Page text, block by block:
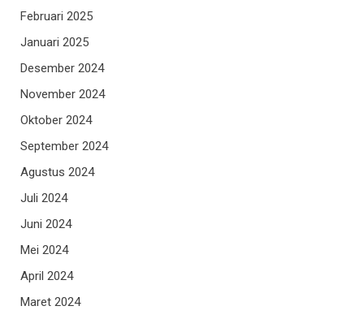
Februari 2025
Januari 2025
Desember 2024
November 2024
Oktober 2024
September 2024
Agustus 2024
Juli 2024
Juni 2024
Mei 2024
April 2024
Maret 2024